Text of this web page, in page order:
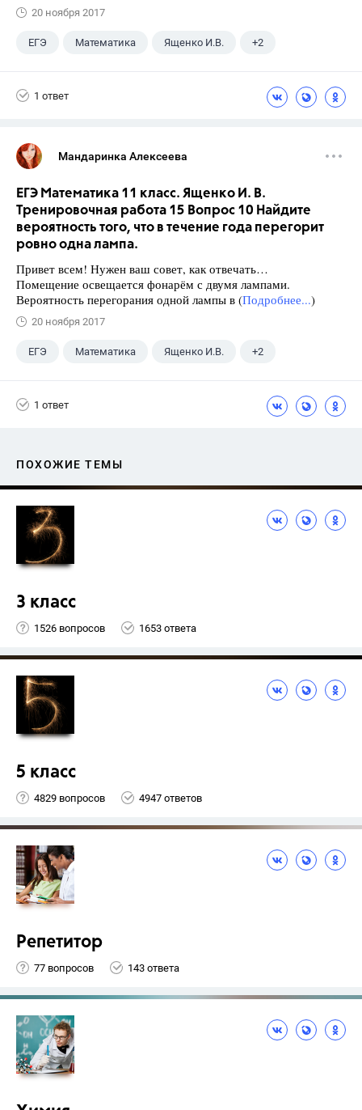
20 ноября 2017
ЕГЭ Математика Ященко И.В. +2
1 ответ
Мандаринка Алексеева
ЕГЭ Математика 11 класс. Ященко И. В.
Тренировочная работа 15 Вопрос 10 Найдите
вероятность того, что в течение года перегорит
ровно одна лампа.
Привет всем! Нужен ваш совет, как отвечать…
Помещение освещается фонарём с двумя лампами.
Вероятность перегорания одной лампы в (Подробнее...)
20 ноября 2017
ЕГЭ Математика Ященко И.В. +2
1 ответ
ПОХОЖИЕ ТЕМЫ
3 класс
1526 вопросов 1653 ответа
5 класс
4829 вопросов 4947 ответов
Репетитор
77 вопросов 143 ответа